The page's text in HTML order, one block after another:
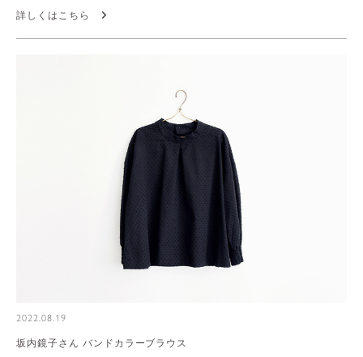
詳しくはこちら
2022.08.19
坂内鏡子さん バンドカラーブラウス